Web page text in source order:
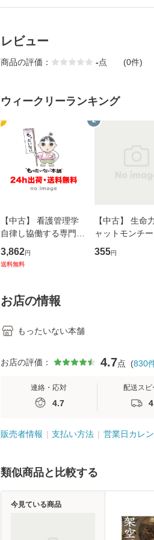
レビュー
商品の評価： -点 (0件)
ウィークリーランキング
1
【中古】 看護管理学
自律し協働する専門職
の看護マネジメントス
キル 改訂第3版 (看護
堂 [単行
3,862円
送料無料
2
【中古】 生命
ャットモンチー
ーンレコード
【メール便送料
355円
お店の情報
もったいない本舗
お店の評価： 4.7点 (830
連絡・応対
4.7
配送スピ
販売者情報 支払い方法 営業日カレ
類似商品と比較する
今見ている商品